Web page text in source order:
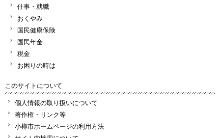
仕事・就職
おくやみ
国民健康保険
国民年金
税金
お困りの時は
このサイトについて
個人情報の取り扱いについて
著作権・リンク等
小樽市ホームページの利用方法